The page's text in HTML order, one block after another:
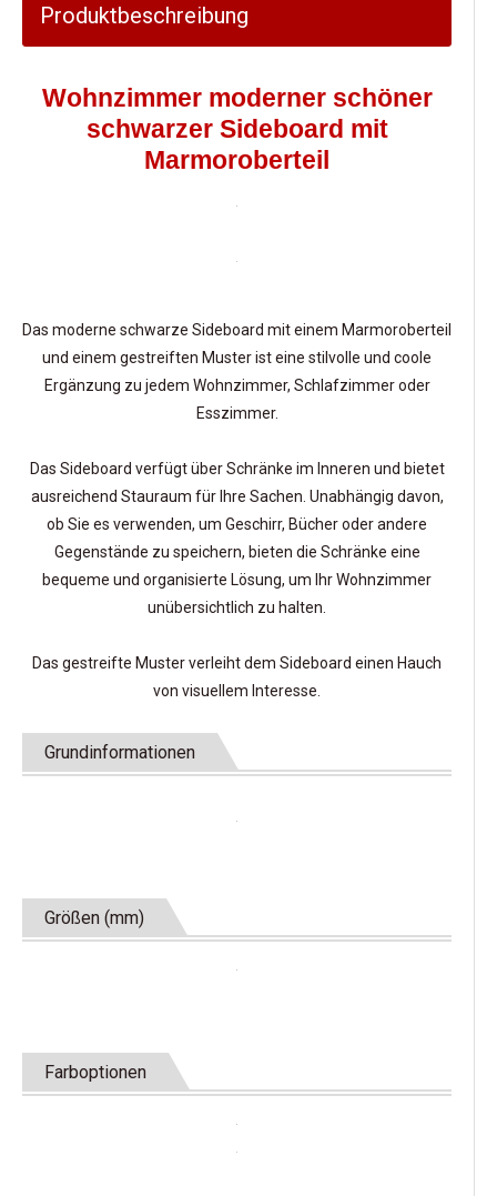
Produktbeschreibung
Wohnzimmer moderner schöner
schwarzer Sideboard mit
Marmoroberteil
Das moderne schwarze Sideboard mit einem Marmoroberteil
und einem gestreiften Muster ist eine stilvolle und coole
Ergänzung zu jedem Wohnzimmer, Schlafzimmer oder
Esszimmer.
Das Sideboard verfügt über Schränke im Inneren und bietet
ausreichend Stauraum für Ihre Sachen. Unabhängig davon,
ob Sie es verwenden, um Geschirr, Bücher oder andere
Gegenstände zu speichern, bieten die Schränke eine
bequeme und organisierte Lösung, um Ihr Wohnzimmer
unübersichtlich zu halten.
Das gestreifte Muster verleiht dem Sideboard einen Hauch
von visuellem Interesse.
Grundinformationen
Größen (mm)
Farboptionen